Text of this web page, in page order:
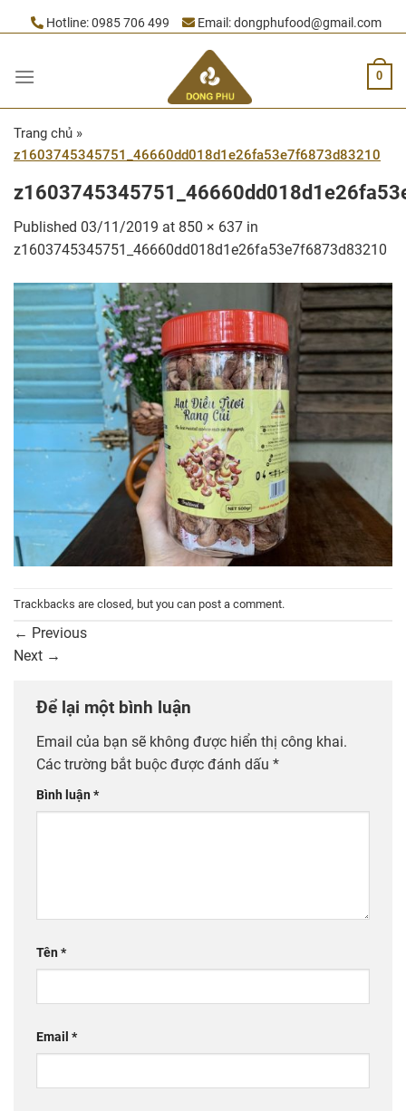
to
Hotline:0985 706 499 Email:dongphufood@gmail.com
0
Trang chủ »
z1603745345751_46660dd018d1e26fa53e7f6873d83210
Published 03/11/2019 at 850 × 637 in
z1603745345751_46660dd018d1e26fa53e7f6873d83210
Trackbacks are closed, but you can post a comment.
← Previous
Next →
Để lại một bình luận
Email của bạn sẽ không được hiển thị công khai.
Các trường bắt buộc được đánh dấu *
Bình luận*
Tên*
Email *